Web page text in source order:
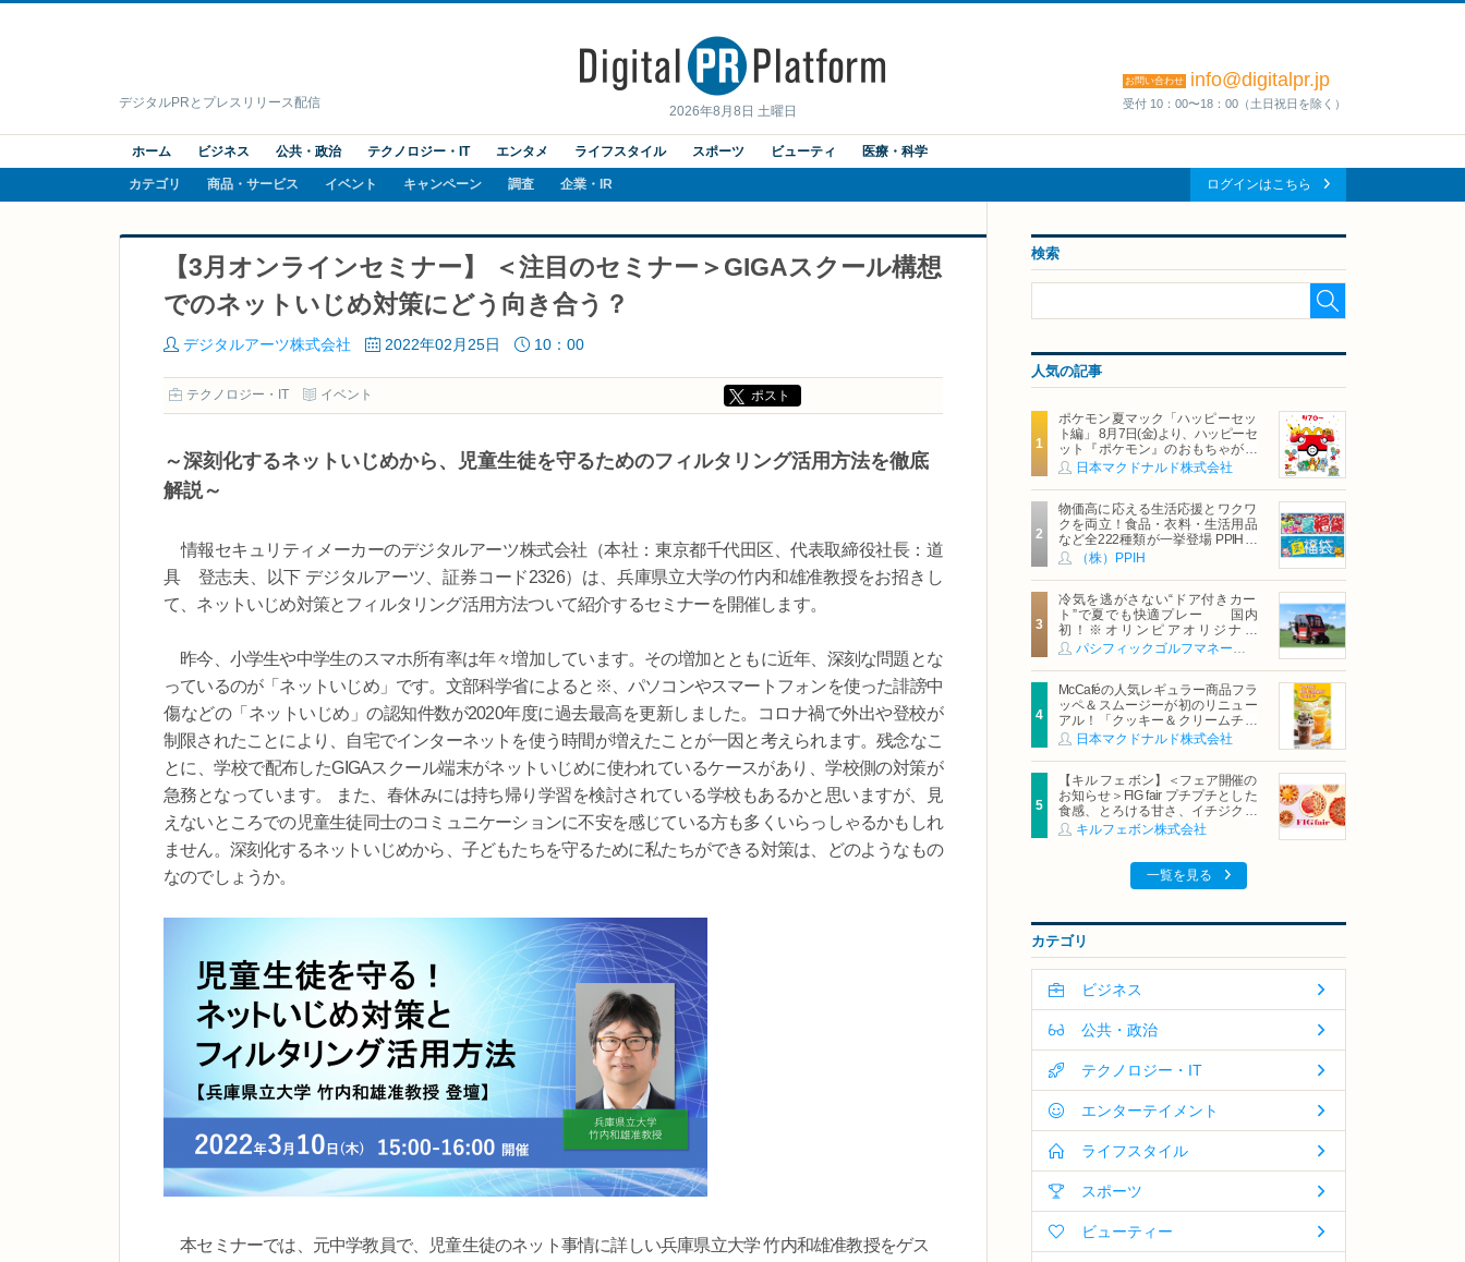
2026年8月8日 土曜日
デジタルPRとプレスリリース配信
お問い合わせ info@digitalpr.jp
受付 10：00〜18：00（土日祝日を除く）
ホーム ビジネス 公共・政治 テクノロジー・IT エンタメ ライフスタイル スポーツ ビューティ 医療・科学
カテゴリ 商品・サービス イベント キャンペーン 調査 企業・IR ログインはこちら
【3月オンラインセミナー】 ＜注目のセミナー＞GIGAスクール構想
でのネットいじめ対策にどう向き合う？
デジタルアーツ株式会社 2022年02月25日 10：00
テクノロジー・IT イベント ポスト
～深刻化するネットいじめから、児童生徒を守るためのフィルタリング活用方法を徹底
解説～
情報セキュリティメーカーのデジタルアーツ株式会社（本社：東京都千代田区、代表取締役社長：道
具 登志夫、以下 デジタルアーツ、証券コード2326）は、兵庫県立大学の竹内和雄准教授をお招きし
て、ネットいじめ対策とフィルタリング活用方法ついて紹介するセミナーを開催します。
昨今、小学生や中学生のスマホ所有率は年々増加しています。その増加とともに近年、深刻な問題とな
っているのが「ネットいじめ」です。文部科学省によると※、パソコンやスマートフォンを使った誹謗中
傷などの「ネットいじめ」の認知件数が2020年度に過去最高を更新しました。コロナ禍で外出や登校が
制限されたことにより、自宅でインターネットを使う時間が増えたことが一因と考えられます。残念なこ
とに、学校で配布したGIGAスクール端末がネットいじめに使われているケースがあり、学校側の対策が
急務となっています。 また、春休みには持ち帰り学習を検討されている学校もあるかと思いますが、見
えないところでの児童生徒同士のコミュニケーションに不安を感じている方も多くいらっしゃるかもしれ
ません。深刻化するネットいじめから、子どもたちを守るために私たちができる対策は、どのようなもの
なのでしょうか。
本セミナーでは、元中学教員で、児童生徒のネット事情に詳しい兵庫県立大学 竹内和雄准教授をゲス
検索
人気の記事
ポケモン夏マック「ハッピーセッ
ト編」 8月7日(金)より、ハッピーセ
ット『ポケモン』のおもちゃが期
間限定登場
日本マクドナルド株式会社
物価高に応える生活応援とワクワ
クを両立！食品・衣料・生活用品
など全222種類が一挙登場 PPIHグ
ループ「夏福袋」＆セール 8月6日
(木)より順次スタート
（株）PPIH
冷気を逃がさない“ドア付きカー
ト”で夏でも快適プレー 国内
初！※オリンピアオリジナル
「AirCon Cart（エアコンカー
ト）」導入 | ＰＧＭ
McCaféの人気レギュラー商品フラ
ッペ＆スムージーが初のリニュー
アル！「クッキー＆クリームチョ
コフラッペ」「マンゴースムージ
ー」8月5日（水）から販売開始
日本マクドナルド株式会社
【キル フェ ボン】＜フェア開催の
お知らせ＞FIG fair プチプチとした
食感、とろける甘さ、イチジクの
魅力をたっぷりと。新作を含め、
イチジク尽くしの全4種が登場8月
キルフェボン株式会社
一覧を見る
カテゴリ
ビジネス
公共・政治
テクノロジー・IT
エンターテイメント
ライフスタイル
スポーツ
ビューティー